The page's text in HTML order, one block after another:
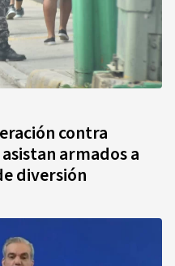
contra
armados a
diversión